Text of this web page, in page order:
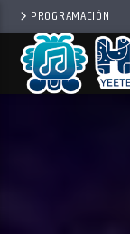
PROGRAMACIÓN